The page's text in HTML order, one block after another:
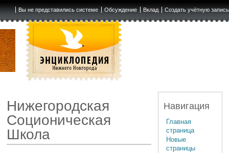
Вы не представились системе Обсуждение Вклад Создать учётную запись
Нижегородская
Соционическая
Школа
Навигация
Главная
страница
Новые
страницы